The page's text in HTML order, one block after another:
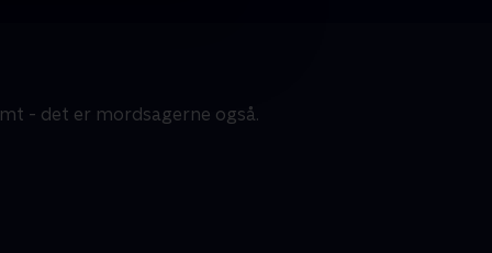
- det er mordsagerne også.